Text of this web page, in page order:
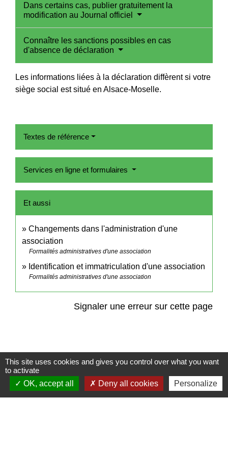
Dans certains cas, publier gratuitement la
modification au Journal officiel
Connaître les sanctions possibles en cas
d'absence de déclaration
Les informations liées à la déclaration diffèrent si votre
siège social est situé en Alsace-Moselle.
Textes de référence
Services en ligne et formulaires
Et aussi
Changements dans l'administration d'une
association
Formalités administratives d'une association
Identification et immatriculation d'une association
Formalités administratives d'une association
Signaler une erreur sur cette page
Contact
Commune de Frambouhans
This site uses cookies and gives you control over what you want
to activate
OK, accept all
Deny all cookies Personalize